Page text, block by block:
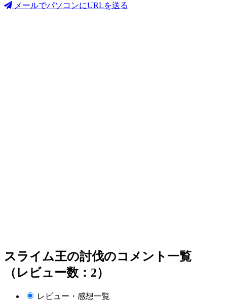
メールでパソコンにURLを送る
スライム王の討伐のコメント一覧
（レビュー数：2）
レビュー・感想一覧